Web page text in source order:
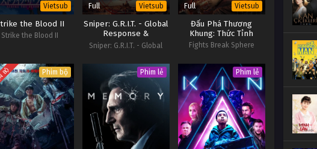
Vietsub
the Blood II
Strike the Blood II
Full Vietsub
Sniper: G.R.I.T. - Global
Response &
Intelligence Team
Sniper: G.R.I.T. - Global
Full Vietsub
Đấu Phá Thương
Khung: Thức Tỉnh
Fights Break Sphere
BỘ Phim bộ Phim lẻ Phim lẻ